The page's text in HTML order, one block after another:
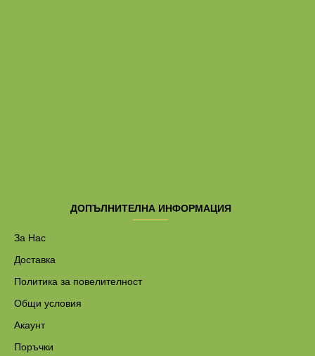
ДОПЪЛНИТЕЛНА ИНФОРМАЦИЯ
За Нас
Доставка
Политика за повелителност
Общи условия
Акаунт
Поръчки